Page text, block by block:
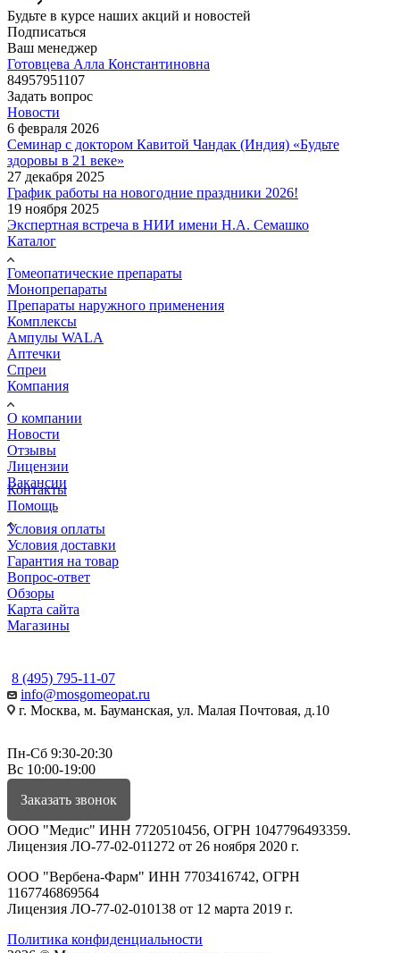
Будьте в курсе наших акций и новостей
Подписаться
Ваш менеджер
Готовцева Алла Константиновна
84957951107
Задать вопрос
Новости
6 февраля 2026
Семинар с доктором Кавитой Чандак (Индия) «Будьте
здоровы в 21 веке»
27 декабря 2025
График работы на новогодние праздники 2026!
19 ноября 2025
Экспертная встреча в НИИ имени Н.А. Семашко
Каталог
Гомеопатические препараты
Монопрепараты
Препараты наружного применения
Комплексы
Ампулы WALA
Аптечки
Спреи
Компания
О компании
Новости
Отзывы
Лицензии
Вакансии
Контакты
Помощь
Условия оплаты
Условия доставки
Гарантия на товар
Вопрос-ответ
Обзоры
Карта сайта
Магазины
8 (495) 795-11-07
info@mosgomeopat.ru
г. Москва, м. Бауманская, ул. Малая Почтовая, д.10
Пн-Сб 9:30-20:30
Вс 10:00-19:00
Заказать звонок
ООО "Медис" ИНН 7720510456, ОГРН 1047796493359.
Лицензия ЛО-77-02-011272 от 26 ноября 2020 г.
ООО "Вербена-Фарм" ИНН 7703416742, ОГРН
1167746869564
Лицензия ЛО-77-02-010138 от 12 марта 2019 г.
Политика конфиденциальности